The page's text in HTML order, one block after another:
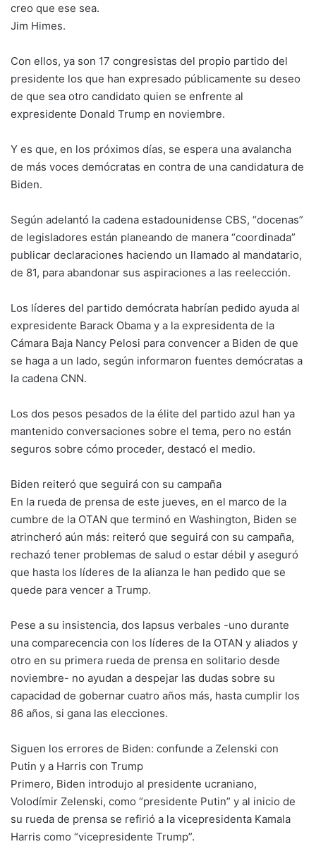
creo que ese sea.
Jim Himes.
Con ellos, ya son 17 congresistas del propio partido del
presidente los que han expresado públicamente su deseo
de que sea otro candidato quien se enfrente al
expresidente Donald Trump en noviembre.
Y es que, en los próximos días, se espera una avalancha
de más voces demócratas en contra de una candidatura de
Biden.
Según adelantó la cadena estadounidense CBS, “docenas”
de legisladores están planeando de manera “coordinada”
publicar declaraciones haciendo un llamado al mandatario,
de 81, para abandonar sus aspiraciones a las reelección.
Los líderes del partido demócrata habrían pedido ayuda al
expresidente Barack Obama y a la expresidenta de la
Cámara Baja Nancy Pelosi para convencer a Biden de que
se haga a un lado, según informaron fuentes demócratas a
la cadena CNN.
Los dos pesos pesados de la élite del partido azul han ya
mantenido conversaciones sobre el tema, pero no están
seguros sobre cómo proceder, destacó el medio.
Biden reiteró que seguirá con su campaña
En la rueda de prensa de este jueves, en el marco de la
cumbre de la OTAN que terminó en Washington, Biden se
atrincheró aún más: reiteró que seguirá con su campaña,
rechazó tener problemas de salud o estar débil y aseguró
que hasta los líderes de la alianza le han pedido que se
quede para vencer a Trump.
Pese a su insistencia, dos lapsus verbales -uno durante
una comparecencia con los líderes de la OTAN y aliados y
otro en su primera rueda de prensa en solitario desde
noviembre- no ayudan a despejar las dudas sobre su
capacidad de gobernar cuatro años más, hasta cumplir los
86 años, si gana las elecciones.
Siguen los errores de Biden: confunde a Zelenski con
Putin y a Harris con Trump
Primero, Biden introdujo al presidente ucraniano,
Volodímir Zelenski, como “presidente Putin” y al inicio de
su rueda de prensa se refirió a la vicepresidenta Kamala
Harris como “vicepresidente Trump”.